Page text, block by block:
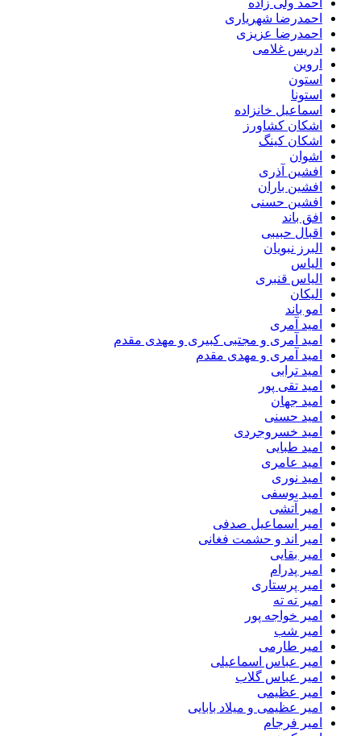
احمد ولی زاده
احمدرضا شهریاری
احمدرضا عزیزی
ادریس غلامی
اروین
استون
استونا
اسماعیل خانزاده
اشکان کشاورز
اشکان کینگ
اشوان
افشین آذری
افشین باران
افشین حسنی
افق باند
اقبال حبیبی
البرز نبویان
الیاس
الیاس قنبرى
الیکان
امو باند
امید آمری
امید آمری و مجتبی کبیری و مهدى مقدم
امید آمری و مهدی مقدم
امید ترابی
امید تقی پور
امید جهان
امید حسنی
امید خسروجردی
امید طبایی
امید عامری
امید نوری
امید یوسفی
امیر آتشی
امیر اسماعیل صدفی
امیر اند و حشمت فغانی
امیر بقایی
امیر پدرام
امیر پرستاری
امیر ته ته
امیر خواجه پور
امیر شب
امیر طارمی
امیر عباس اسماعیلی
امیر عباس گلاب
امیر عظیمی
امیر عظیمی و میلاد بابایی
امیر فرجام